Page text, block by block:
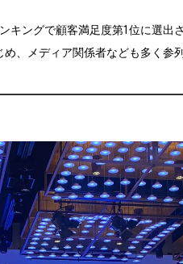
キングで顧客満足度第1位に選出
、メディア関係者なども多く参